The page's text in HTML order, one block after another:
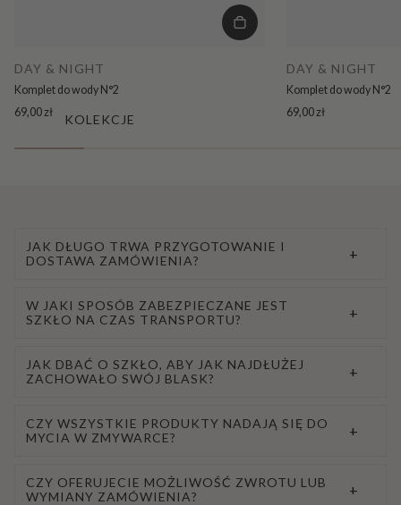
KOLEKCJE
DAY & NIGHT
Komplet do wody N°2
69,00 zł
DAY & NIGHT
Komplet do wody N°2
69,00 zł
JAK DŁUGO TRWA PRZYGOTOWANIE I
DOSTAWA ZAMÓWIENIA?
+
W JAKI SPOSÓB ZABEZPIECZANE JEST
SZKŁO NA CZAS TRANSPORTU?
+
JAK DBAĆ O SZKŁO, ABY JAK NAJDŁUŻEJ
ZACHOWAŁO SWÓJ BLASK?
+
CZY WSZYSTKIE PRODUKTY NADAJĄ SIĘ DO
MYCIA W ZMYWARCE?
+
CZY OFERUJECIE MOŻLIWOŚĆ ZWROTU LUB
WYMIANY ZAMÓWIENIA?
+